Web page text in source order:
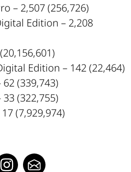
– 2,507 (256,726)
Edition – 2,208
Edition – 142 (22,464)
62 (339,743)
33 (322,755)
(7,929,974)